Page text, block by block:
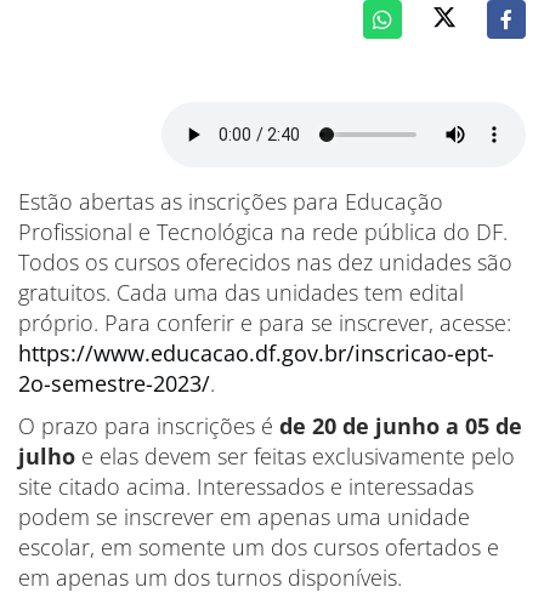
Estão abertas as inscrições para Educação
Profissional e Tecnológica na rede pública do DF.
Todos os cursos oferecidos nas dez unidades são
gratuitos. Cada uma das unidades tem edital
próprio. Para conferir e para se inscrever, acesse:
https://www.educacao.df.gov.br/inscricao-ept-
2o-semestre-2023/.
O prazo para inscrições é de 20 de junho a 05 de
julho e elas devem ser feitas exclusivamente pelo
site citado acima. Interessados e interessadas
podem se inscrever em apenas uma unidade
escolar, em somente um dos cursos ofertados e
em apenas um dos turnos disponíveis.